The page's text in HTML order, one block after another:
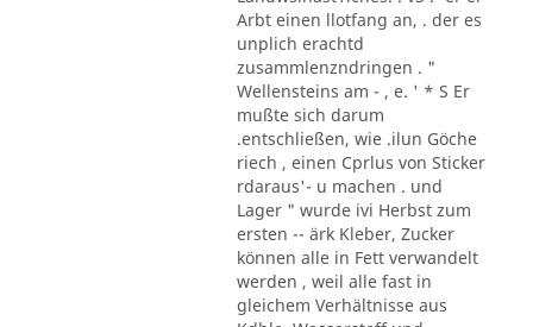
Arbt einen llotfang an, . der es
unplich erachtd
zusammlenzndringen . "
Wellensteins am - , e. ' * S Er
mußte sich darum
.entschließen, wie .ilun Göche
riech , einen Cprlus von Sticker
rdaraus'- u machen . und
Lager " wurde ivi Herbst zum
ersten -- ärk Kleber, Zucker
können alle in Fett verwandelt
werden , weil alle fast in
gleichem Verhältnisse aus